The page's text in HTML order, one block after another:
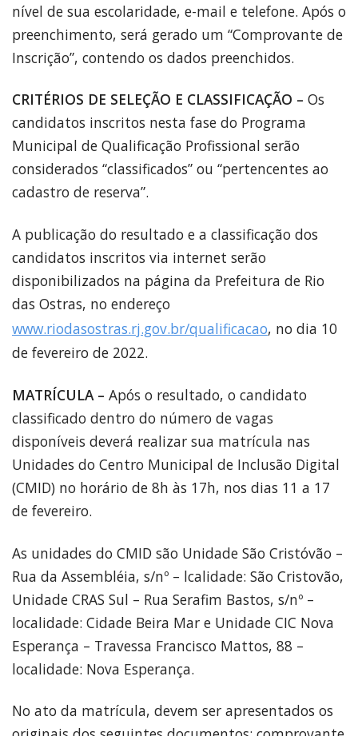
nível de sua escolaridade, e-mail e telefone. Após o
preenchimento, será gerado um “Comprovante de
Inscrição”, contendo os dados preenchidos.
CRITÉRIOS DE SELEÇÃO E CLASSIFICAÇÃO – Os
candidatos inscritos nesta fase do Programa
Municipal de Qualificação Profissional serão
considerados “classificados” ou “pertencentes ao
cadastro de reserva”.
A publicação do resultado e a classificação dos
candidatos inscritos via internet serão
disponibilizados na página da Prefeitura de Rio
das Ostras, no endereço
www.riodasostras.rj.gov.br/qualificacao, no dia 10
de fevereiro de 2022.
MATRÍCULA – Após o resultado, o candidato
classificado dentro do número de vagas
disponíveis deverá realizar sua matrícula nas
Unidades do Centro Municipal de Inclusão Digital
(CMID) no horário de 8h às 17h, nos dias 11 a 17
de fevereiro.
As unidades do CMID são Unidade São Cristóvão –
Rua da Assembléia, s/nº – lcalidade: São Cristovão,
Unidade CRAS Sul – Rua Serafim Bastos, s/nº –
localidade: Cidade Beira Mar e Unidade CIC Nova
Esperança – Travessa Francisco Mattos, 88 –
localidade: Nova Esperança.
No ato da matrícula, devem ser apresentados os